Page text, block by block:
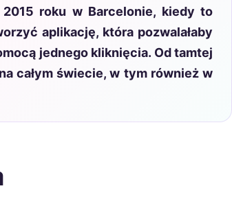
roku w Barcelonie, kiedy to
aplikację, która pozwalałaby
jednego kliknięcia. Od tamtej
całym świecie, w tym również w